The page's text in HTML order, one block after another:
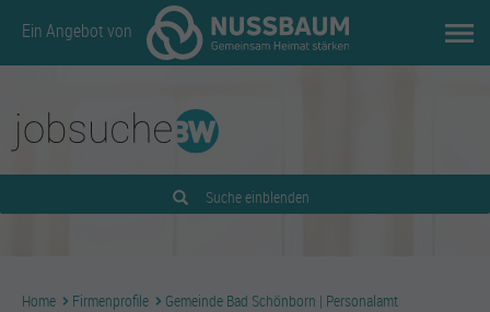
Ein Angebot von
Suche einblenden
Home Firmenprofile Gemeinde Bad Schönborn | Personalamt